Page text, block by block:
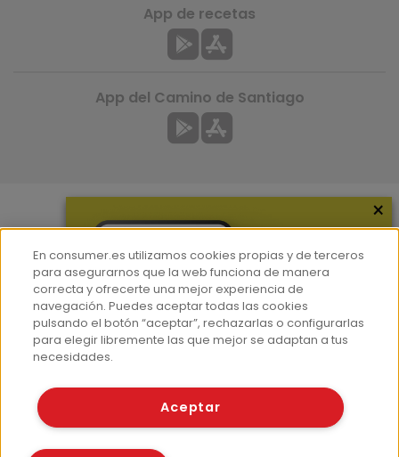
Más información
¿Quiénes somos?
Hemeroteca
Contacto
Prensa
App de recetas
App del Camino de Santiago
© Fundación EROSKI
×
En consumer.es utilizamos cookies propias y de terceros
para asegurarnos que la web funciona de manera
correcta y ofrecerte una mejor experiencia de
navegación. Puedes aceptar todas las cookies
pulsando el botón “aceptar”, rechazarlas o configurarlas
para elegir libremente las que mejor se adaptan a tus
necesidades.
Aceptar